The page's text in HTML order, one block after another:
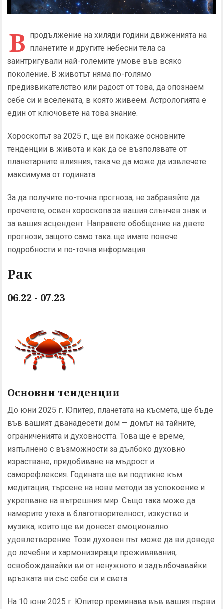
В продължение на хиляди години движенията на
планетите и другите небесни тела са
заинтригували най-големите умове във всяко
поколение. В животът няма по-голямо
предизвикателство или радост от това, да опознаем
себе си и вселената, в която живеем. Астрологията е
един от ключовете на това знание.
Хороскопът за 2025 г., ще ви покаже основните
тенденции в живота и как да се възползвате от
планетарните влияния, така че да може да извлечете
максимума от годината.
За да получите по-точна прогноза, не забравяйте да
прочетете, освен хороскопа за вашия слънчев знак и
за вашия асцендент. Направете обобщение на двете
прогнози, защото само така, ще имате повече
подробности и по-точна информация:
Рак
06.22 - 07.23
Основни тенденции
До юни 2025 г. Юпитер, планетата на късмета, ще бъде
във вашият дванадесети дом — домът на тайните,
ограниченията и духовността. Това ще е време,
изпълнено с възможности за дълбоко духовно
израстване, придобиване на мъдрост и
саморефлексия. Годината ще ви подтикне към
медитация, търсене на нови методи за успокоение и
укрепване на вътрешния мир. Също така може да
намерите утеха в благотворителност, изкуство и
музика, които ще ви донесат емоционално
удовлетворение. Този духовен път може да ви доведе
до лечебни и хармонизиращи преживявания,
освобождавайки ви от ненужното и задълбочавайки
връзката ви със себе си и света.
На 10 юни 2025 г. Юпитер преминава във вашия първи